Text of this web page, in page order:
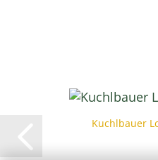
Kuchlbauer